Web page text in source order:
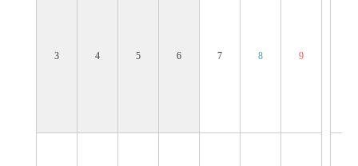
3 4 5 6 7 8 9